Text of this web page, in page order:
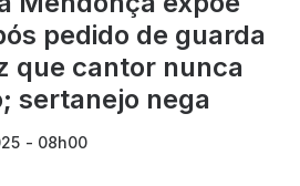
pedido de guarda
que cantor nunca
sertanejo nega
- 08h00